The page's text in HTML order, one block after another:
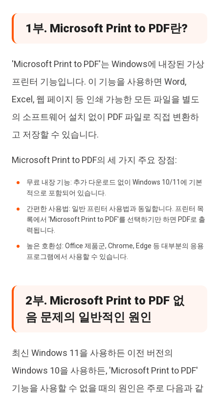
1부. Microsoft Print to PDF란?
'Microsoft Print to PDF'는 Windows에 내장된 가상
프린터 기능입니다. 이 기능을 사용하면 Word,
Excel, 웹 페이지 등 인쇄 가능한 모든 파일을 별도
의 소프트웨어 설치 없이 PDF 파일로 직접 변환하
고 저장할 수 있습니다.
Microsoft Print to PDF의 세 가지 주요 장점:
무료 내장 기능: 추가 다운로드 없이 Windows 10/11에 기본
적으로 포함되어 있습니다.
간편한 사용법: 일반 프린터 사용법과 동일합니다. 프린터 목
록에서 'Microsoft Print to PDF'를 선택하기만 하면 PDF로 출
력됩니다.
높은 호환성: Office 제품군, Chrome, Edge 등 대부분의 응용
프로그램에서 사용할 수 있습니다.
2부. Microsoft Print to PDF 없
음 문제의 일반적인 원인
최신 Windows 11을 사용하든 이전 버전의
Windows 10을 사용하든, 'Microsoft Print to PDF'
기능을 사용할 수 없을 때의 원인은 주로 다음과 같